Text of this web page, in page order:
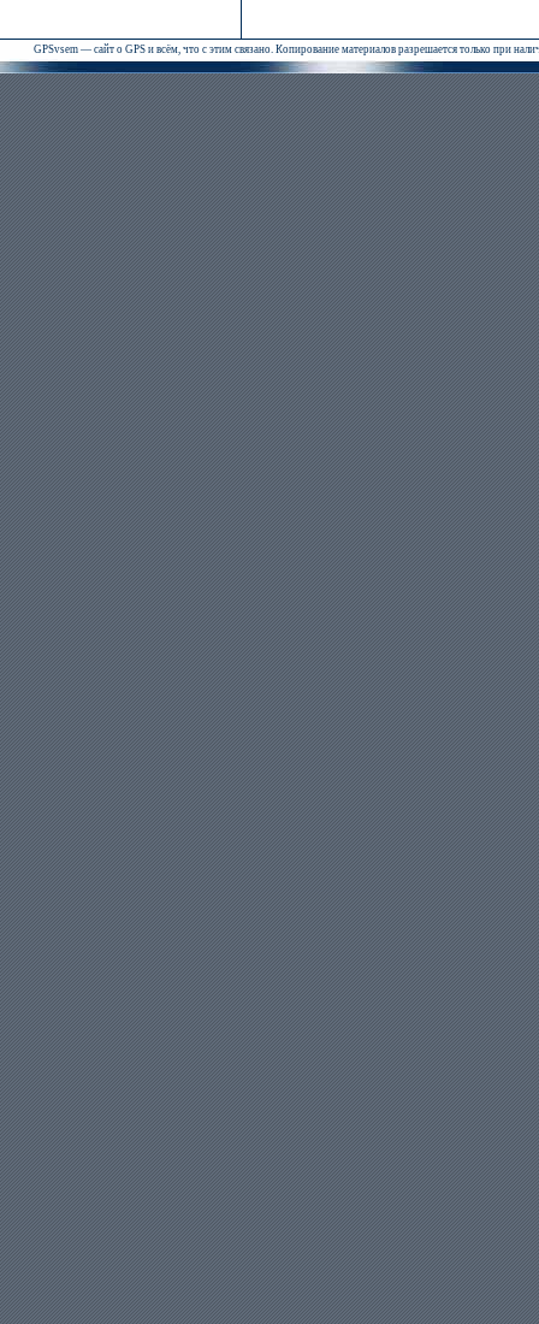
GPSvsem — сайт о GPS и всём, что с этим связано. Копирование материалов разрешается только при